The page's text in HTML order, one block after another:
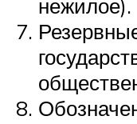
нежилое).